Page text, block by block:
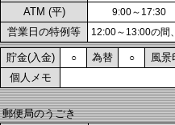
ATM (平) 9:00～17:30
営業日の特例等 12:00～13:00の間
貯金(入金) ○ 為替 ○ 風景
個人メモ
郵便局のうごき